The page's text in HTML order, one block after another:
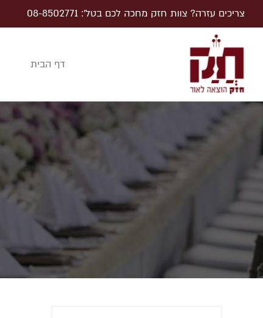
צריכים עזרה? צוות חזק מחכה לכם בטל׳: 08-8502771
דף הבית